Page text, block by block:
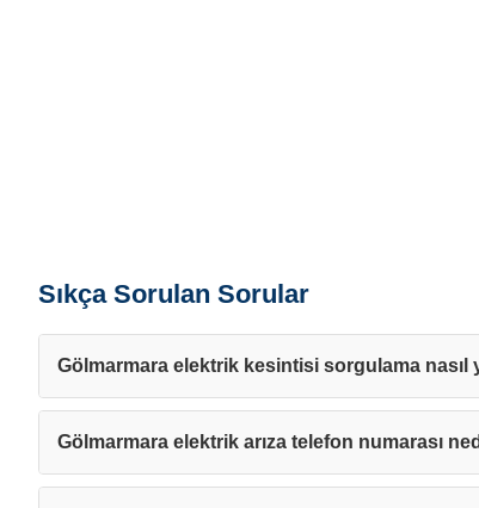
Sıkça Sorulan Sorular
Gölmarmara elektrik kesintisi sorgulama nasıl
Gölmarmara elektrik arıza telefon numarası